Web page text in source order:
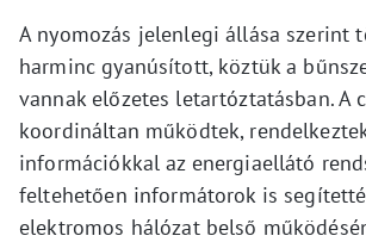
A nyomozás jelenlegi állása szerint
harminc gyanúsított, köztük a
vannak előzetes letartóztatásban. A
koordináltan működtek,
információkkal az energiaellátó
feltehetően informátorok is
elektromos hálózat belső